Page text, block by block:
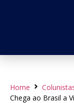
Home
Chega ao Brasil a